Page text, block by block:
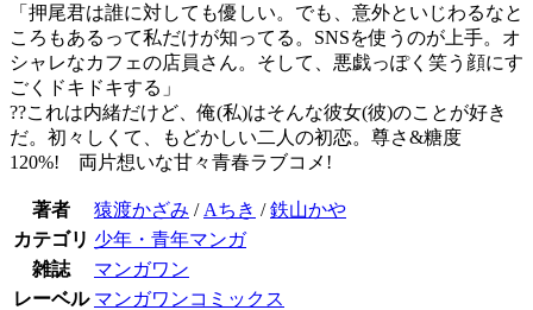
「押尾君は誰に対しても優しい。でも、意外といじわるなと
ころもあるって私だけが知ってる。SNSを使うのが上手。オ
シャレなカフェの店員さん。そして、悪戯っぽく笑う顔にす
ごくドキドキする」
??これは内緒だけど、俺(私)はそんな彼女(彼)のことが好き
だ。初々しくて、もどかしい二人の初恋。尊さ&糖度
120%! 両片想いな甘々青春ラブコメ!
著者 猿渡かざみ / Aちき /鉄山かや
カテゴリ 少年・青年マンガ
雑誌
マンガワン
レーベル マンガワンコミックス